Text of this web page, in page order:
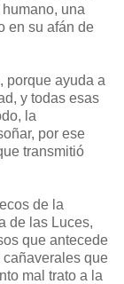
una
en su afán de
porque ayuda a
y todas esas
la
por ese
transmitió
de la
de las Luces,
que antecede
cañaverales que
mal trato a la